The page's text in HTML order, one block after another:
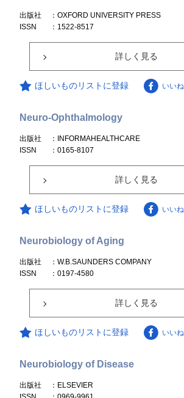
出版社
：OXFORD UNIVERSITY PRESS
ISSN
：1522-8517
詳しく見る
ほしいものリストに登録 いいね
Neuro-Ophthalmology
出版社
：INFORMAHEALTHCARE
ISSN
：0165-8107
詳しく見る
ほしいものリストに登録 いいね
Neurobiology of Aging
出版社
：W.B.SAUNDERS COMPANY
ISSN
：0197-4580
詳しく見る
ほしいものリストに登録 いいね
Neurobiology of Disease
出版社
：ELSEVIER